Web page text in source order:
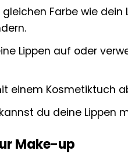
Farbe wie dein
Lippen auf oder
einem Kosmetiktuch
du deine Lippen
Make-up